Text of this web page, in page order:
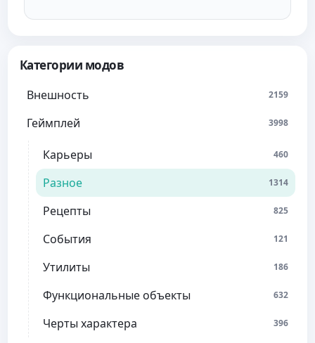
Категории модов
Внешность 2159
Геймплей 3998
Карьеры 460
Разное 1314
Рецепты 825
События 121
Утилиты 186
Функциональные объекты 632
Черты характера 396